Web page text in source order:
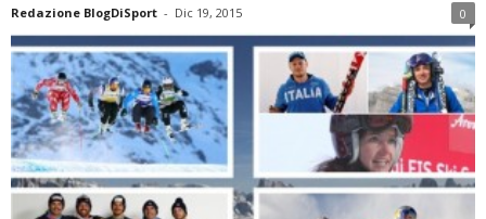
Redazione BlogDiSport - Dic 19, 2015 0